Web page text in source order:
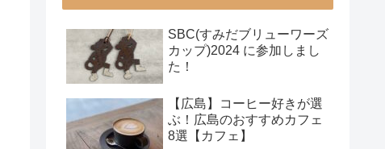
SBC(すみだブリューワーズ
カップ)2024 に参加しまし
た！
【広島】コーヒー好きが選
ぶ！広島のおすすめカフェ
8選【カフェ】